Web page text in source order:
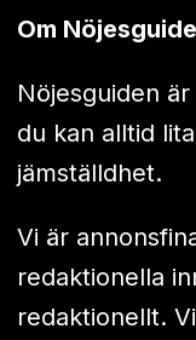
Om
Nöjesguiden
du kan alltid
jämställdhet.
Vi är
redaktionella
redaktionellt.